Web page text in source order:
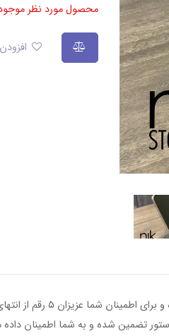
محصول مورد نظر
نیک استور تضمین شده و به شما